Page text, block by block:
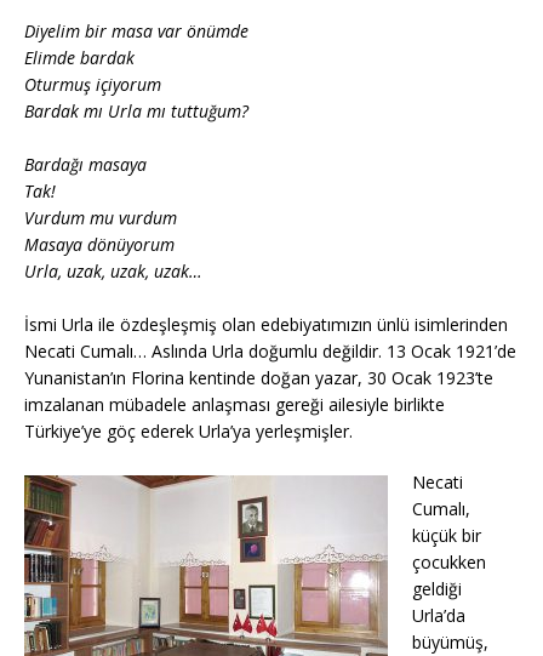
Diyelim bir masa var önümde
Elimde bardak
Oturmuş içiyorum
Bardak mı Urla mı tuttuğum?
Bardağı masaya
Tak!
Vurdum mu vurdum
Masaya dönüyorum
Urla, uzak, uzak, uzak…
İsmi Urla ile özdeşleşmiş olan edebiyatımızın ünlü isimlerinden
Necati Cumalı… Aslında Urla doğumlu değildir. 13 Ocak 1921’de
Yunanistan’ın Florina kentinde doğan yazar, 30 Ocak 1923’te
imzalanan mübadele anlaşması gereği ailesiyle birlikte
Türkiye’ye göç ederek Urla’ya yerleşmişler.
Necati
Cumalı,
küçük bir
çocukken
geldiği
Urla’da
büyümüş,